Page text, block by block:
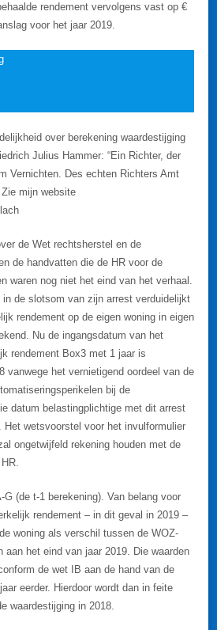
rendement vervolgens vast op €
voor het jaar 2019.
over berekening waardestijging
Julius Hammer: “Ein Richter, der
Vernichten. Des echten Richters Amt
mijn website
de Wet rechtsherstel en de
de handvatten die de HR voor de
waren nog niet het eind van het verhaal.
de slotsom van zijn arrest verduidelijkt
rendement op de eigen woning in eigen
Nu de ingangsdatum van het
rendement Box3 met 1 jaar is
vanwege het vernietigend oordeel van de
bij de
datum belastingplichtige met dit arrest
Het wetsvoorstel voor het invulformulier
ongetwijfeld rekening houden met de
G (de t-1 berekening). Van belang voor
rendement – in dit geval in 2019 –
woning als verschil tussen de WOZ-
aan het eind van jaar 2019. Die waarden
de wet IB aan de hand van de
eerder. Hierdoor wordt dan in feite
waardestijging in 2018.